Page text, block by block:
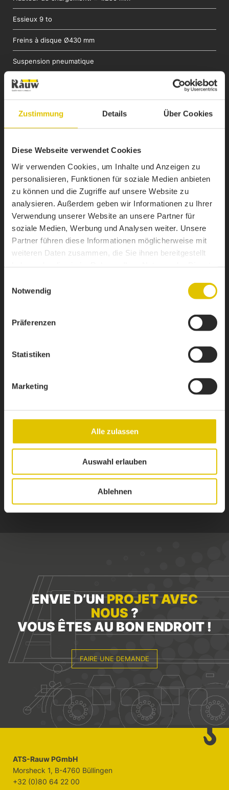
Zustimmung Details Über Cookies
Diese Webseite verwendet Cookies
Wir verwenden Cookies, um Inhalte und Anzeigen zu
personalisieren, Funktionen für soziale Medien anbieten
zu können und die Zugriffe auf unsere Website zu
analysieren. Außerdem geben wir Informationen zu Ihrer
Verwendung unserer Website an unsere Partner für
soziale Medien, Werbung und Analysen weiter. Unsere
Partner führen diese Informationen möglicherweise mit
weiteren Daten zusammen, die Sie ihnen bereitgestellt
Notwendig
Präferenzen
Statistiken
Marketing
Alle zulassen
Auswahl erlauben
Ablehnen
Essieux 9 to
Freins à disque Ø430 mm
Suspension pneumatique
Éclairage (LED)
Jantes en alu
Essieu relevable
Boîtes pour ranchers
Ridelles en alu
Bac ouvert
Rampes
1 / 4
ENVIE D’UNPROJET AVEC
NOUS ?
VOUS ÊTES AU BON ENDROIT !
FAIRE UNE DEMANDE
ATS-Rauw PGmbH
Morsheck 1, B-4760 Büllingen
+32 (0)80 64 22 00